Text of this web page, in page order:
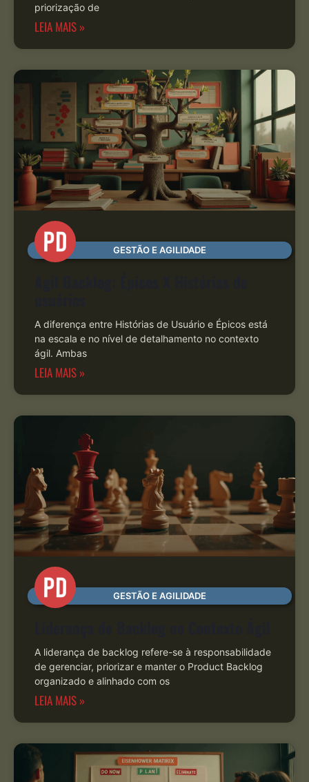
priorização de
LEIA MAIS »
GESTÃO E AGILIDADE
A diferença entre Histórias de Usuário e Épicos está
na escala e no nível de detalhamento no contexto
ágil. Ambas
LEIA MAIS »
GESTÃO E AGILIDADE
A liderança de backlog refere-se à responsabilidade
de gerenciar, priorizar e manter o Product Backlog
organizado e alinhado com os
LEIA MAIS »